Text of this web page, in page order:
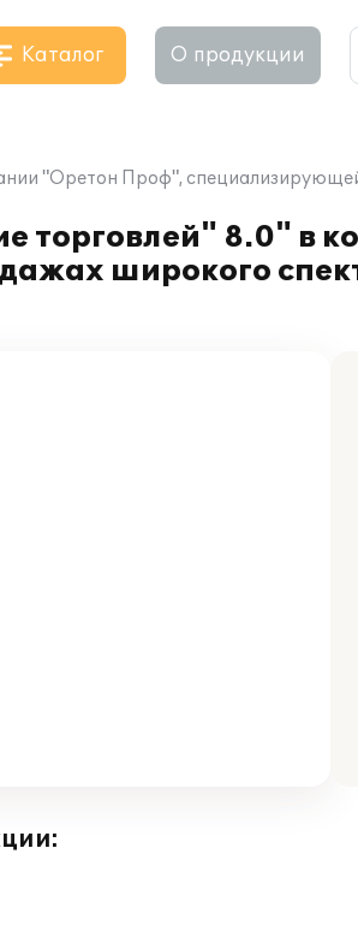
Каталог О продукции
"Оретон Проф",
торговлей" 8.0" в
широкого